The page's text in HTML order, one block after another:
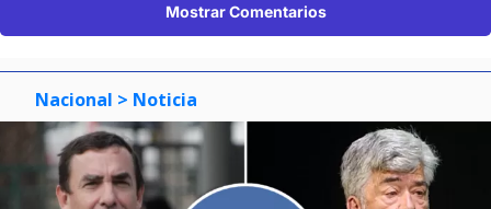
Mostrar Comentarios
Nacional > Noticia